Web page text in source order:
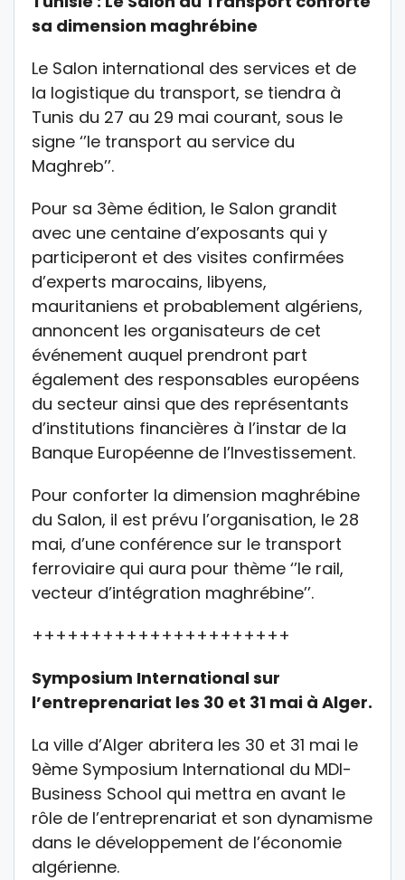
sa dimension maghrébine
Le Salon international des services et de
la logistique du transport, se tiendra à
Tunis du 27 au 29 mai courant, sous le
signe ‘’le transport au service du
Maghreb’’.
Pour sa 3ème édition, le Salon grandit
avec une centaine d’exposants qui y
participeront et des visites confirmées
d’experts marocains, libyens,
mauritaniens et probablement algériens,
annoncent les organisateurs de cet
événement auquel prendront part
également des responsables européens
du secteur ainsi que des représentants
d’institutions financières à l’instar de la
Banque Européenne de l’Investissement.
Pour conforter la dimension maghrébine
du Salon, il est prévu l’organisation, le 28
mai, d’une conférence sur le transport
ferroviaire qui aura pour thème ‘’le rail,
vecteur d’intégration maghrébine’’.
++++++++++++++++++++++
Symposium International sur
l’entreprenariat les 30 et 31 mai à Alger.
La ville d’Alger abritera les 30 et 31 mai le
9ème Symposium International du MDI-
Business School qui mettra en avant le
rôle de l’entreprenariat et son dynamisme
dans le développement de l’économie
algérienne.